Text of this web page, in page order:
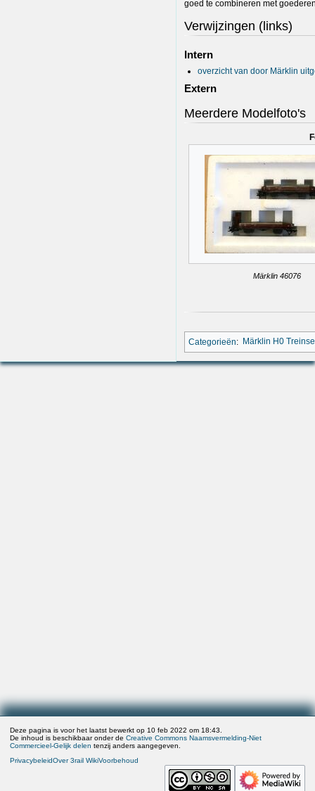
goed te combineren met
Verwijzingen (links)
Intern
overzicht van door Märklin
Extern
Meerdere Modelfoto's
Märklin 46076
Categorieën: Märklin H0
Deze pagina is voor het laatst bewerkt op 10 feb 2022 om 18:43.
De inhoud is beschikbaar onder deCreative Commons Naamsvermelding-Niet
Commercieel-Gelijk delen tenzij anders aangegeven.
PrivacybeleidOver 3rail WikiVoorbehoud